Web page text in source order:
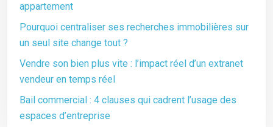
appartement
Pourquoi centraliser ses recherches immobilières sur
un seul site change tout ?
Vendre son bien plus vite : l’impact réel d’un extranet
vendeur en temps réel
Bail commercial : 4 clauses qui cadrent l’usage des
espaces d’entreprise